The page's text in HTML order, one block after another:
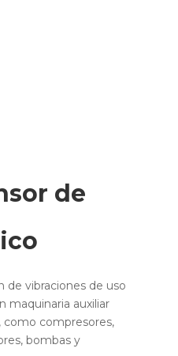
de
de vibraciones de uso
maquinaria auxiliar
como compresores,
bombas y